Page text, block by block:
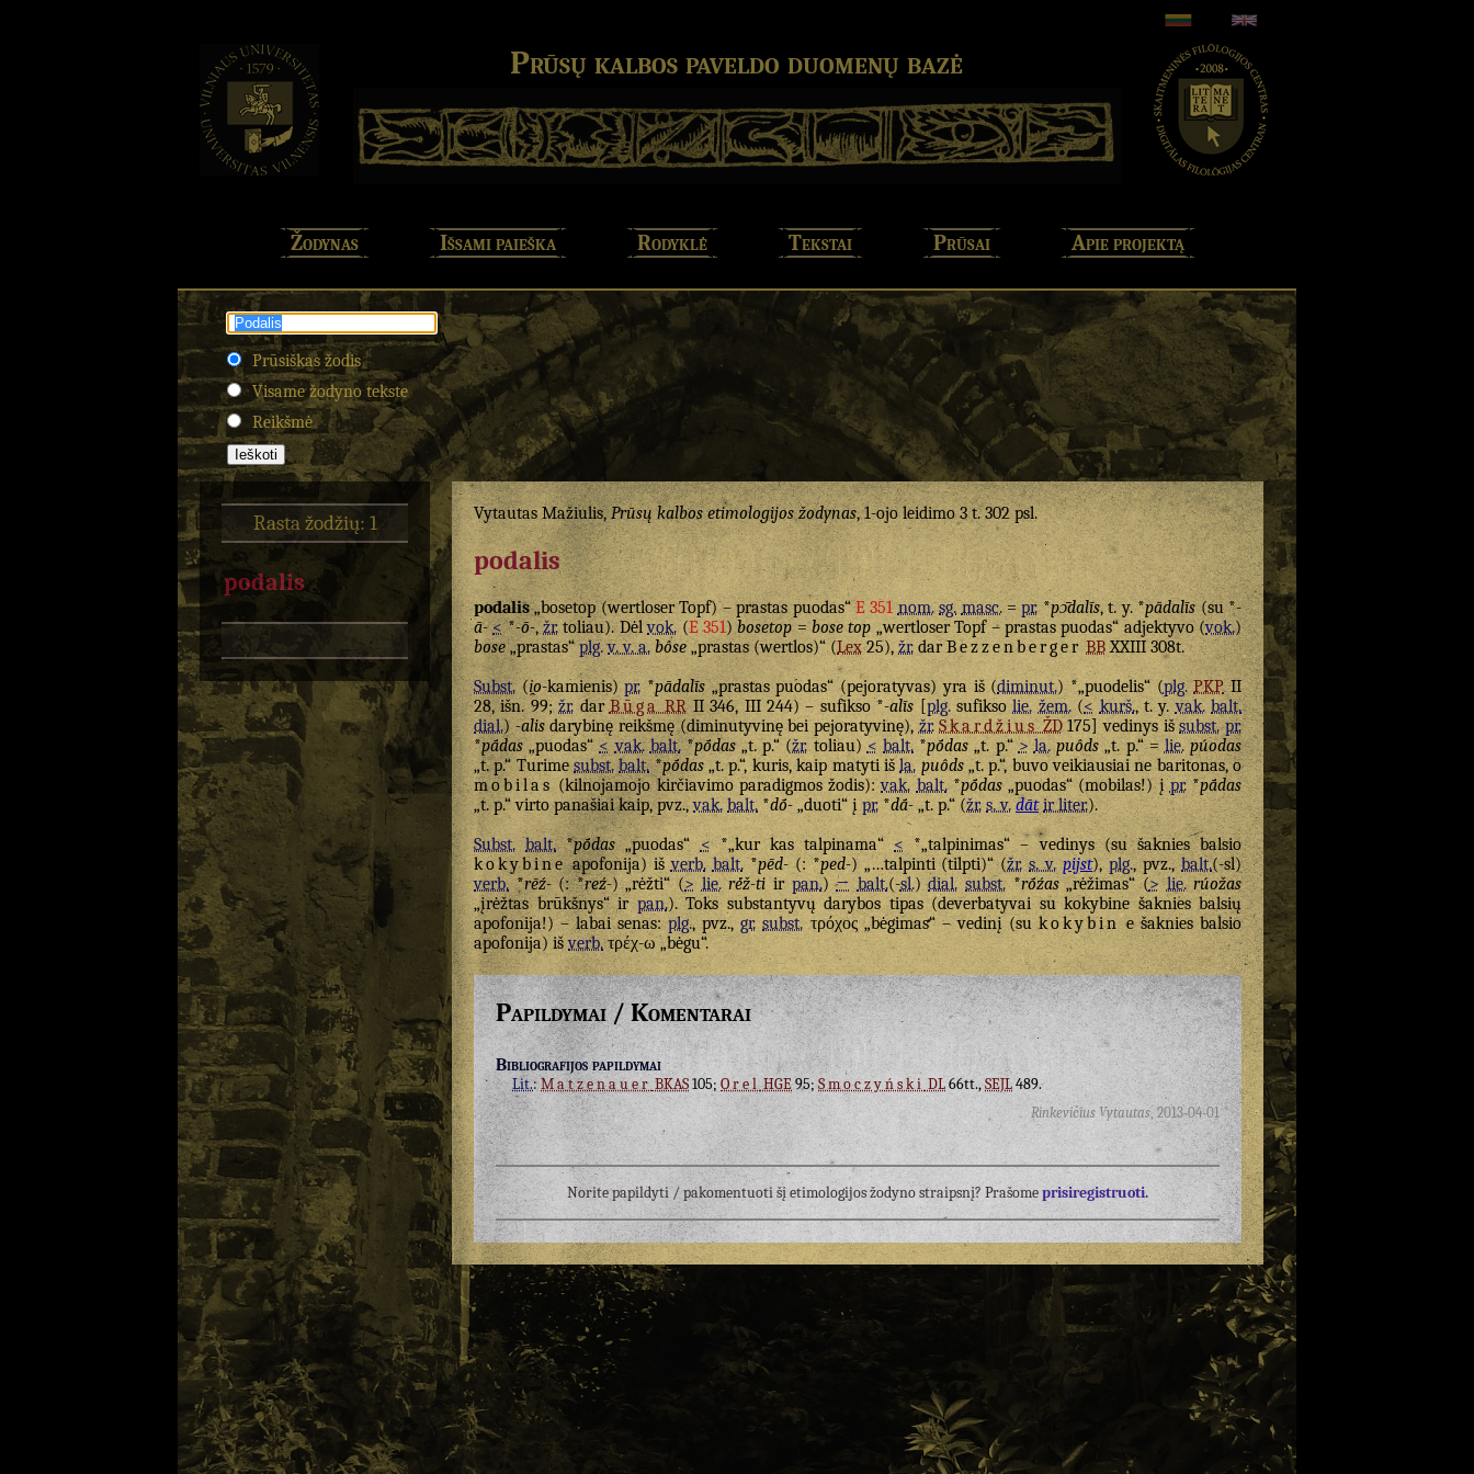
Prūsų kalbos paveldo duomenų bazė
Žodynas Išsami paieška Rodyklė Tekstai Prūsai Apie projektą
Prūsiškas žodis
Visame žodyno tekste
Reikšmė
Rasta žodžių: 1
podalis
Vytautas Mažiulis,Prūsų kalbos etimologijos žodynas, 1-ojo leidimo 3 t. 302 psl.
podalis
podalis„bosetop (wertloser Topf) – prastas puodas“E 351 nom. sg. masc.=pr.*pɔ̄dalīs, t. y. *pādalīs(su *-
ā- <*-ō-,žr.toliau). Dėlvok.(E 351)bosetop=bose top„wertloser Topf – prastas puodas“ adjektyvo (vok.)
bose„prastas“plg. v. v. a. bôse„prastas (wertlos)“ (Lex25),žr.darBezzenberger BBXXIII 308t.
Subst.(i̯o-kamienis)pr.*pādalīs„prastas puodas“ (pejoratyvas) yra iš (diminut.) *„puodelis“ (plg. PKPII
28, išn. 99;žr.darBūgaRRII 346, III 244) – sufikso *-alīs[plg.sufiksolie. žem.(< kurš., t. y.vak. balt.
dial.)-alisdarybinę reikšmę (diminutyvinę bei pejoratyvinę),žr. SkardžiusŽD175] vedinys išsubst. pr.
*pā́das„puodas“< vak. balt.*pṓdas„t. p.“ (žr.toliau)< balt.*pṓdas„t. p.“> la. puôds„t. p.“ =lie. púodas
„t. p.“ Turimesubst. balt.*pṓdas„t. p.“, kuris, kaip matyti išla. puôds„t. p.“, buvo veikiausiai ne baritonas, o
mobilas(kilnojamojo kirčiavimo paradigmos žodis):vak. balt.*pṓdas„puodas“ (mobilas!) įpr.*pā́das
„t. p.“ virto panašiai kaip, pvz.,vak. balt.*dṓ-„duoti“ įpr.*dā́-„t. p.“ (žr. s. v. dāt ir liter.).
Subst. balt.*pṓdas„puodas“<*„kur kas talpinama“<*„talpinimas“ – vedinys (su šaknies balsio
kokybineapofonija) išverb. balt.*pēd-(: *ped-) „…talpinti (tilpti)“ (žr. s. v. pijst),plg., pvz.,balt.(-sl)
verb.*rēź-(: *reź-) „rėžti“ (> lie. rė́ž-tiirpan.)→ balt.(-sl.)dial. subst.*rṓźas„rėžimas“ (> lie. rúožas
„įrėžtas brūkšnys“ irpan.). Toks substantyvų darybos tipas (deverbatyvai su kokybine šaknies balsių
apofonija!) – labai senas:plg., pvz.,gr. subst.τρόχος „bėgimas“ – vedinį (sukokybine šaknies balsio
apofonija) išverb.τρέχ-ω „bėgu“.
Papildymai / Komentarai
Bibliografijos papildymai
Lit.:MatzenauerBKAS105; OrelHGE95;Smoczyński DL66tt.,SEJL489.
Rinkevičius Vytautas,2013-04-01
Norite papildyti / pakomentuoti šį etimologijos žodyno straipsnį? Prašomeprisiregistruoti.